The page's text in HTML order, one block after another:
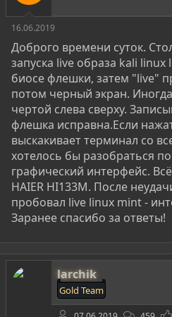
м
ы
л
16.06.2019
Доброго времени суток.
запуска live образа kali
биосе флешки, затем "live"
потом черный экран.
чертой слева сверху.
флешка исправна.Если
выскакивает терминал со
хотелось бы разобраться
графический интерфейс.
HAIER HI133M. После
пробовал live linux mint -
Заранее спасибо за ответы!
larchik
Gold Team